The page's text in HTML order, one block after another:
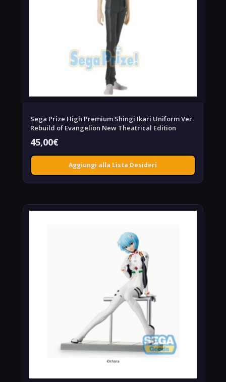
Sega Prize High Premium Shingi Ikari Uniform Ver.
Rebuild of Evangelion New Theatrical Edition
45,00€
Aggiungi alla Lista Desideri